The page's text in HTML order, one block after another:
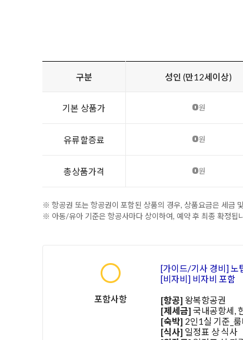
구분 성인 (만12세이상)
기본 상품가 0원
유류할증료 0원
총상품가격 0원
※ 항공권 또는 항공권이 포함된 상품의 경우, 상품요금은 세금
※ 아동/유아 기준은 항공사마다 상이하여, 예약 후 최종 확정됩
포함사항
[가이드/기사 경비] 노
[비자비] 비자비 포함
[항공] 왕복항공권
[제세금] 국내공항세,
[숙박] 2인1실 기준_
[식사] 일정표 상 식사